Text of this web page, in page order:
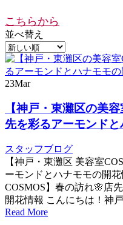
こちらから
並べ替え
23Mar
【神戸・東灘区の美
先を彩るアーモンド
スタッフブログ
【神戸・東灘区 美容室
ーモンドとハナモモの開
COSMOS】春の訪れ🌸店
開花情報 こんにちは！神
Read More